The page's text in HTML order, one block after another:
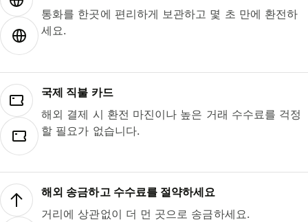
통화를 한곳에 편리하게 보관하고 몇 초 만에 환전하
세요.
국제 직불 카드
해외 결제 시 환전 마진이나 높은 거래 수수료를 걱정
할 필요가 없습니다.
해외 송금하고 수수료를 절약하세요
거리에 상관없이 더 먼 곳으로 송금하세요.